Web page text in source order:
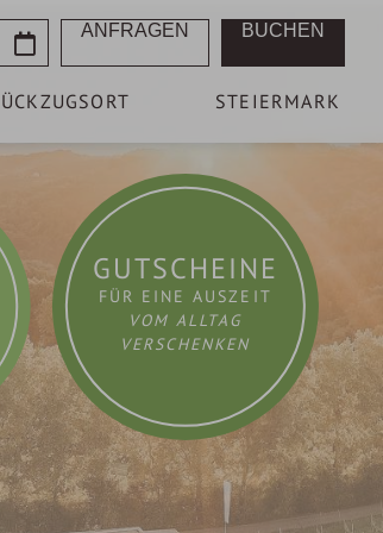
ANFRAGEN BUCHEN
STEIERMARK
GUTSCHEINE
FÜR EINE AUSZEIT
VOM ALLTAG
VERSCHENKEN